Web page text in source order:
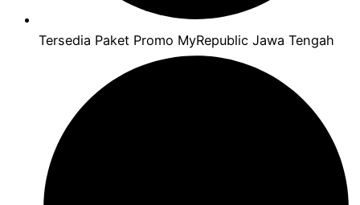
Tersedia Paket Promo MyRepublic Jawa Tengah